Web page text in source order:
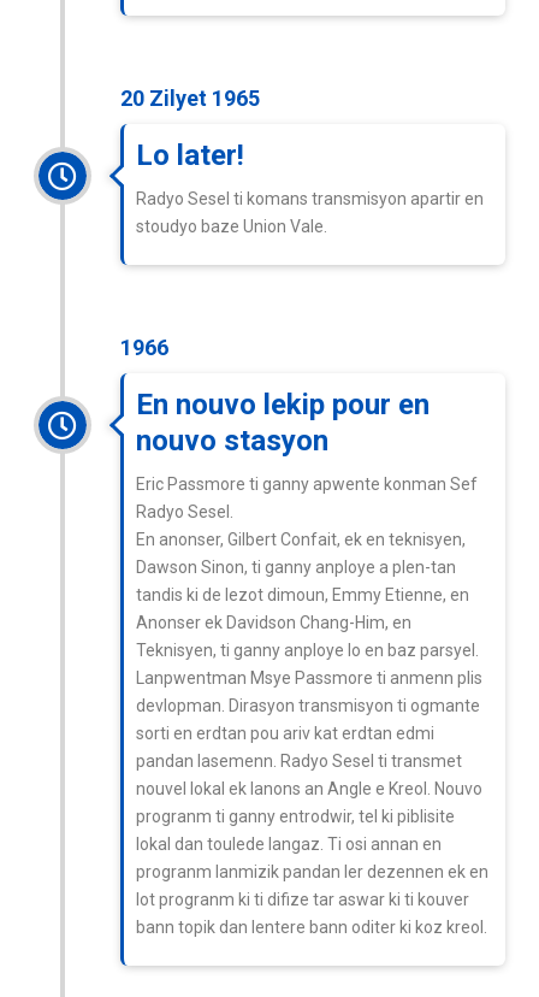
20 Zilyet 1965
Lo later!
Radyo Sesel ti komans transmisyon apartir en
stoudyo baze Union Vale.
1966
En nouvo lekip pour en
nouvo stasyon
Eric Passmore ti ganny apwente konman Sef
Radyo Sesel.
En anonser, Gilbert Confait, ek en teknisyen,
Dawson Sinon, ti ganny anploye a plen-tan
tandis ki de lezot dimoun, Emmy Etienne, en
Anonser ek Davidson Chang-Him, en
Teknisyen, ti ganny anploye lo en baz parsyel.
Lanpwentman Msye Passmore ti anmenn plis
devlopman. Dirasyon transmisyon ti ogmante
sorti en erdtan pou ariv kat erdtan edmi
pandan lasemenn. Radyo Sesel ti transmet
nouvel lokal ek lanons an Angle e Kreol. Nouvo
progranm ti ganny entrodwir, tel ki piblisite
lokal dan toulede langaz. Ti osi annan en
progranm lanmizik pandan ler dezennen ek en
lot progranm ki ti difize tar aswar ki ti kouver
bann topik dan lentere bann oditer ki koz kreol.